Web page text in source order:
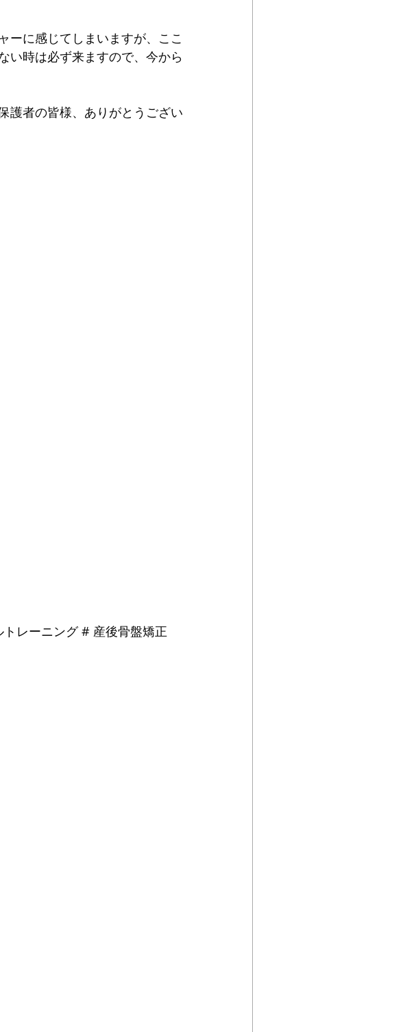
ーに感じてしまいますが、ここ
い時は必ず来ますので、今から
護者の皆様、ありがとうござい
レーニング # 産後骨盤矯正